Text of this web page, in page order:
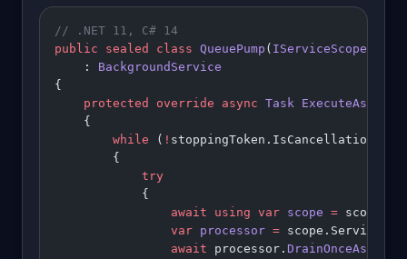
// .NET 11, C# 14
public sealed class QueuePump (
    :
BackgroundService
{
    protected
override async Task ExecuteAsync
    {
        while
( !
        {
            try
            {
                await
using var scope =
                var
processor =
                await
processor. DrainOnceAsync